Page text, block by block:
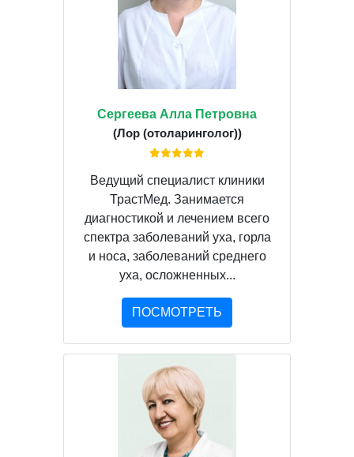
Сергеева Алла Петровна
(Лор (отоларинголог))
Ведущий специалист клиники
ТрастМед. Занимается
диагностикой и лечением всего
спектра заболеваний уха, горла
и носа, заболеваний среднего
уха, осложненных...
ПОСМОТРЕТЬ